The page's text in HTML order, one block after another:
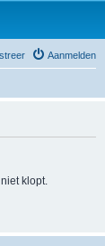
Aanmelden
klopt.